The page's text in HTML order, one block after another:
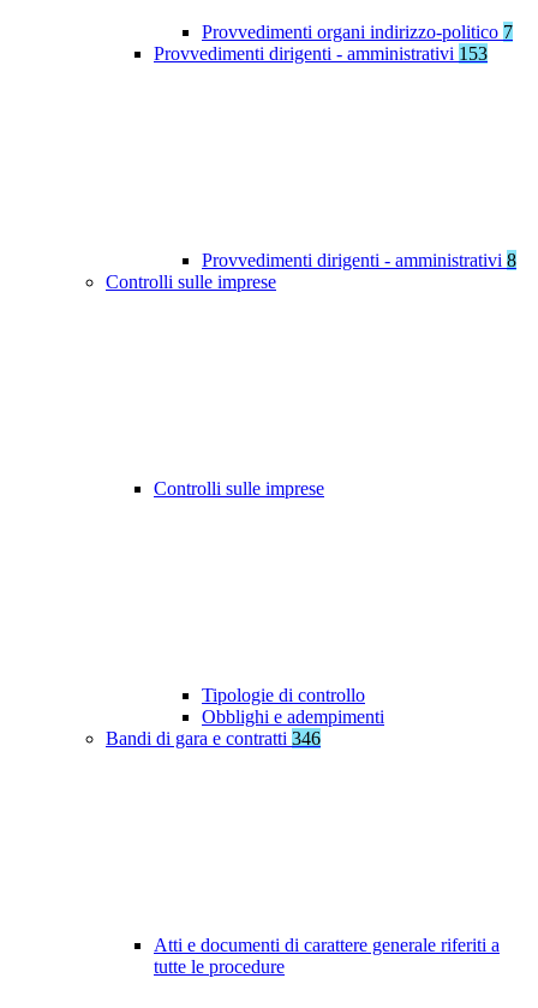
Provvedimenti organi indirizzo-politico 7
Provvedimenti dirigenti - amministrativi 153
Provvedimenti dirigenti - amministrativi 8
Controlli sulle imprese
Controlli sulle imprese
Tipologie di controllo
Obblighi e adempimenti
Bandi di gara e contratti 346
Atti e documenti di carattere generale riferiti a
tutte le procedure